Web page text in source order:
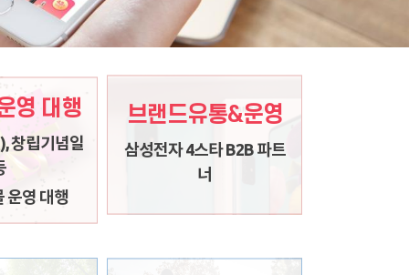
영 대행
창립기념일
운영 대행
립기념일 등
별
청몰 운영
몰 운영 대행
브랜드유통&운영
삼성전자 4스타 B2B 파트
너
삼성전자 4스타 B2B 파트너
국내외 유명브랜드 런칭을 통해
검증된 제품과 가격 경쟁력 제공